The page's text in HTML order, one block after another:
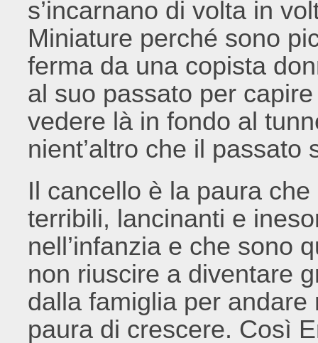
s’incarnano di volta in
Miniature perché sono
ferma da una copista
al suo passato per
vedere là in fondo al
nient’altro che il passato
Il cancello è la paura
terribili, lancinanti e
nell’infanzia e che sono
non riuscire a diventare
dalla famiglia per
paura di crescere. Così